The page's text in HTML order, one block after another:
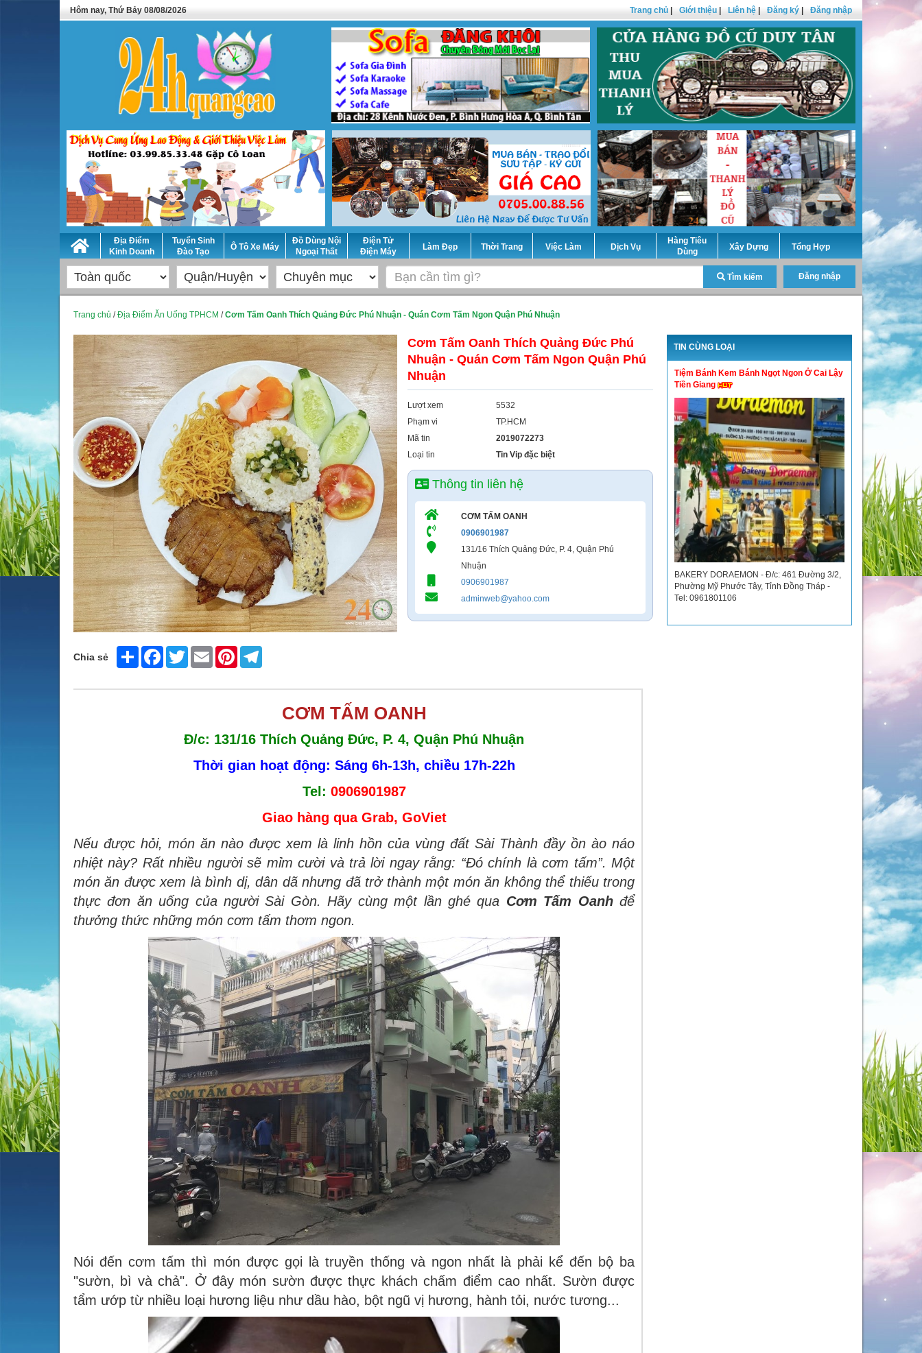
Hôm nay, Thứ Bảy 08/08/2026 Trang chủ Giới thiệu Liên hệ Đăng ký Đăng nhập
Địa Điểm
Kinh Doanh
Tuyển Sinh
Đào Tạo
Ô Tô Xe Máy
Đồ Dùng Nội
Ngoại Thất
Điện Tử
Điện Máy
Làm Đẹp Thời Trang Việc Làm Dịch Vụ
Hàng Tiêu
Dùng
Xây Dựng Tổng Hợp
Tìm kiếm Đăng nhập
Trang chủ /Địa Điểm Ăn Uống TPHCM /Cơm Tấm Oanh Thích Quảng Đức Phú Nhuận - Quán Cơm Tấm Ngon Quận Phú Nhuận
Chia sẻ Share FacebookTwitter Email Pinterest
Cơm Tấm Oanh Thích Quảng Đức Phú
Nhuận - Quán Cơm Tấm Ngon Quận Phú
Nhuận
Lượt xem
5532
Phạm vi
TP.HCM
Mã tin
2019072273
Loại tin
Tin Vip đặc biệt
Thông tin liên hệ
CƠM TẤM OANH
0906901987
131/16 Thích Quảng Đức, P. 4, Quận Phú
Nhuận
0906901987
adminweb@yahoo.com
CƠM TẤM OANH
Đ/c: 131/16 Thích Quảng Đức, P. 4, Quận Phú Nhuận
Thời gian hoạt động: Sáng 6h-13h, chiều 17h-22h
Tel: 0906901987
Giao hàng qua Grab, GoViet
Nếu được hỏi, món ăn nào được xem là linh hồn của vùng đất Sài Thành đầy ồn ào náo
nhiệt này? Rất nhiều người sẽ mỉm cười và trả lời ngay rằng: “Đó chính là cơm tấm”. Một
món ăn được xem là bình dị, dân dã nhưng đã trở thành một món ăn không thể thiếu trong
thực đơn ăn uống của người Sài Gòn. Hãy cùng một lần ghé qua Cơm Tấm Oanhđể
thưởng thức những món cơm tấm thơm ngon.
Nói đến cơm tấm thì món được gọi là truyền thống và ngon nhất là phải kể đến bộ ba
"sườn, bì và chả". Ở đây món sườn được thực khách chấm điểm cao nhất. Sườn được
tẩm ướp từ nhiều loại hương liệu như dầu hào, bột ngũ vị hương, hành tỏi, nước tương...
TIN CÙNG LOẠI
Tiệm Bánh Kem Bánh Ngọt Ngon Ở Cai Lậy
Tiền Giang
BAKERY DORAEMON - Đ/c: 461 Đường 3/2,
Phường Mỹ Phước Tây, Tỉnh Đồng Tháp -
Tel: 0961801106